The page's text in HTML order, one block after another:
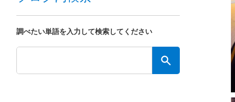
調べたい単語を入力して検索してください